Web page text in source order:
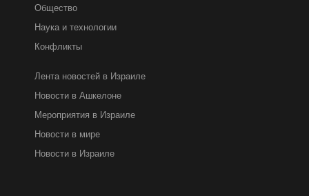
Общество
Наука и технологии
Конфликты
Лента новостей в Израиле
Новости в Ашкелоне
Мероприятия в Израиле
Новости в мире
Новости в Израиле